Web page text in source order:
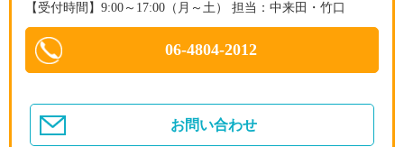
【受付時間】9:00～17:00（月～土） 担当：中来田・竹口
06-4804-2012
お問い合わせ